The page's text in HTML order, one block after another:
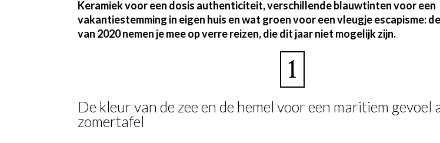
Keramiek voor een dosis authenticiteit, verschillende blauwtinten voor een
vakantiestemming in eigen huis en wat groen voor een vleugje escapisme:
van 2020 nemen je mee op verre reizen, die dit jaar niet mogelijk zijn.
1
De kleur van de zee en de hemel voor een maritiem gevoel
zomertafel